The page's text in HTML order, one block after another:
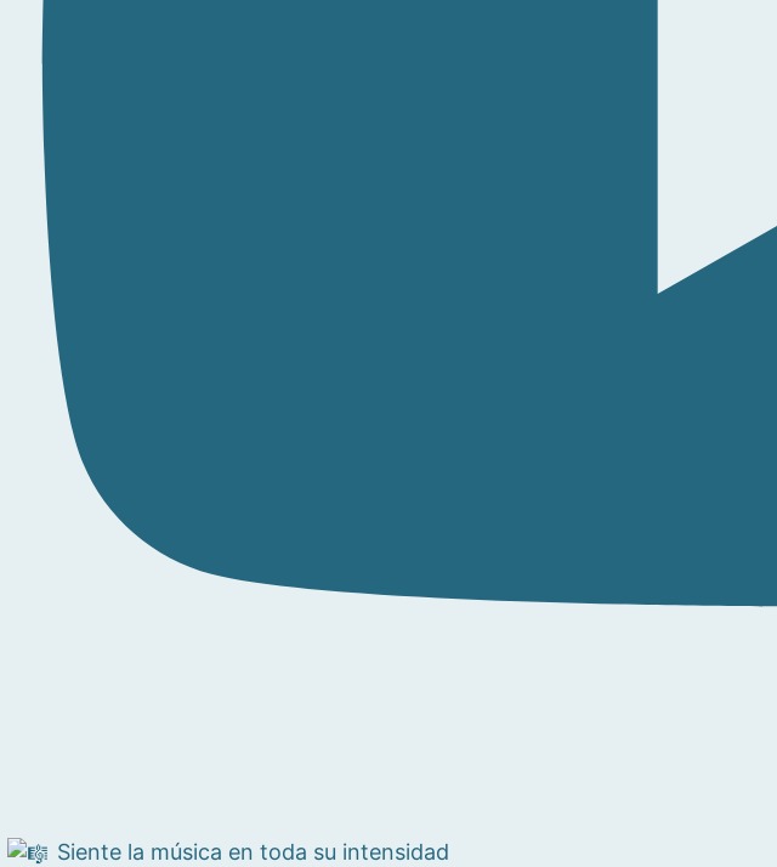
Siente la música en toda su intensidad